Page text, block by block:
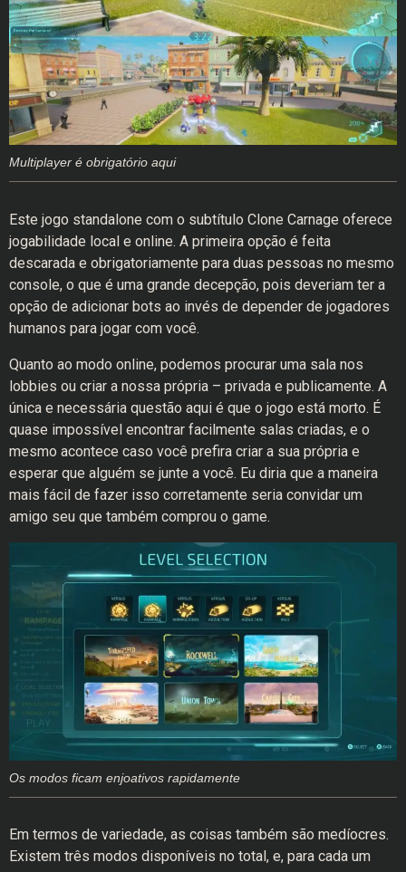
Multiplayer é obrigatório aqui
Este jogo standalone com o subtítulo Clone Carnage oferece
jogabilidade local e online. A primeira opção é feita
descarada e obrigatoriamente para duas pessoas no mesmo
console, o que é uma grande decepção, pois deveriam ter a
opção de adicionar bots ao invés de depender de jogadores
humanos para jogar com você.
Quanto ao modo online, podemos procurar uma sala nos
lobbies ou criar a nossa própria – privada e publicamente. A
única e necessária questão aqui é que o jogo está morto. É
quase impossível encontrar facilmente salas criadas, e o
mesmo acontece caso você prefira criar a sua própria e
esperar que alguém se junte a você. Eu diria que a maneira
mais fácil de fazer isso corretamente seria convidar um
amigo seu que também comprou o game.
Os modos ficam enjoativos rapidamente
Em termos de variedade, as coisas também são medíocres.
Existem três modos disponíveis no total, e, para cada um